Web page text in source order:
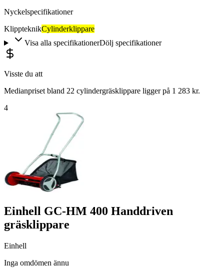
Nyckelspecifikationer
KlippteknikCylinderklippare
Visa alla specifikationerDölj specifikationer
Visste du att
Medianpriset bland 22 cylindergräsklippare ligger på 1 283 kr.
4
Einhell GC-HM 400 Handdriven
gräsklippare
Einhell
Inga omdömen ännu